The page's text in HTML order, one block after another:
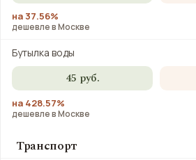
на 37.56%
дешевле в Москве
Бутылка воды
45 руб.
на 428.57%
дешевле в Москве
Транспорт